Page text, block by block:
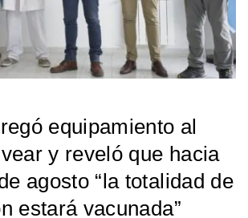
equipamiento al
y reveló que hacia
agosto “la totalidad de
estará vacunada”